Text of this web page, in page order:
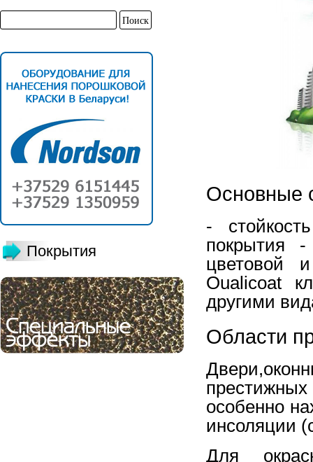
Покрытия
Основные
-
цветовой
Oualicoat
другими
Области
особенно
инсоляции
Для